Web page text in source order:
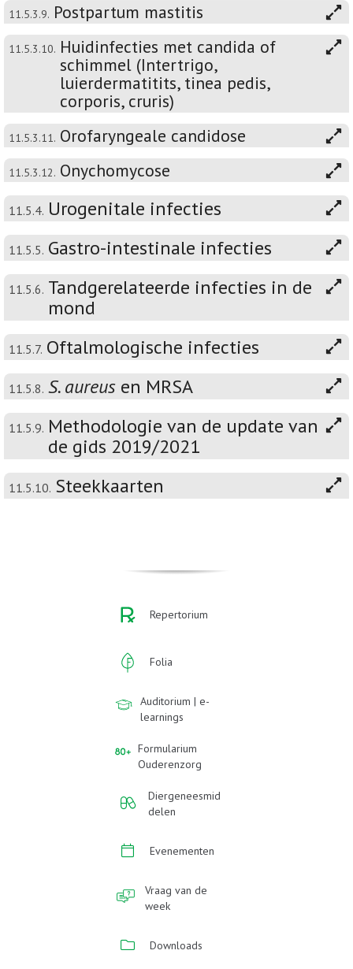
11.5.3.9. Postpartum mastitis
11.5.3.10. Huidinfecties met candida of
schimmel (Intertrigo,
luierdermatitits, tinea pedis,
corporis, cruris)
11.5.3.11. Orofaryngeale candidose
11.5.3.12. Onychomycose
11.5.4. Urogenitale infecties
11.5.5. Gastro-intestinale infecties
11.5.6. Tandgerelateerde infecties in de
mond
11.5.7. Oftalmologische infecties
11.5.8. S. aureus en MRSA
11.5.9. Methodologie van de update van
de gids 2019/2021
11.5.10. Steekkaarten
Repertorium
Folia
Auditorium | e-
learnings
Formularium
Ouderenzorg
Diergeneesmid
delen
Evenementen
Vraag van de
week
Downloads